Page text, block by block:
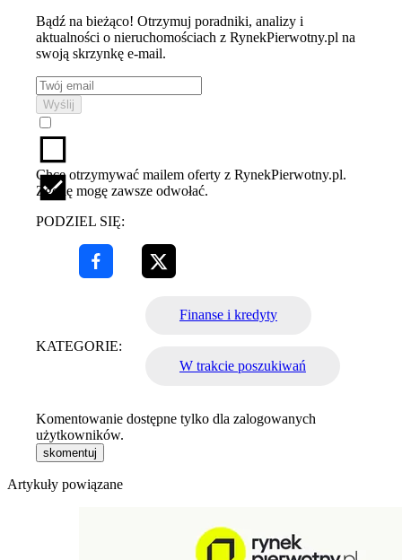
Bądź na bieżąco! Otrzymuj poradniki, analizy i
aktualności o nieruchomościach z RynekPierwotny.pl na
swoją skrzynkę e-mail.
Wyślij
Chcę otrzymywać mailem oferty z RynekPierwotny.pl.
Zgodę mogę zawsze odwołać.
PODZIEL SIĘ:
KATEGORIE:
Finanse i kredyty
W trakcie poszukiwań
Komentowanie dostępne tylko dla zalogowanych
użytkowników.
skomentuj
Artykuły powiązane